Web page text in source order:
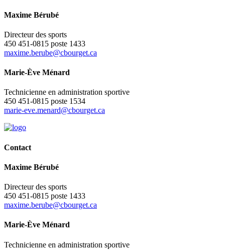
Maxime Bérubé
Directeur des sports
450 451-0815 poste 1433
maxime.berube@cbourget.ca
Marie-Ève Ménard
Technicienne en administration sportive
450 451-0815 poste 1534
marie-eve.menard@cbourget.ca
Contact
Maxime Bérubé
Directeur des sports
450 451-0815 poste 1433
maxime.berube@cbourget.ca
Marie-Ève Ménard
Technicienne en administration sportive